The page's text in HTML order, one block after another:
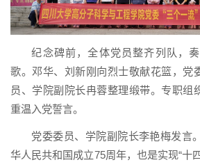
纪念碑前，全体党员整齐列队，
歌。邓华、刘新刚向烈士敬献花篮，党
员、学院副院长冉蓉整理缎带。专职组
重温入党誓言。
党委委员、学院副院长李艳梅发言
华人民共和国成立75周年，也是实现“十